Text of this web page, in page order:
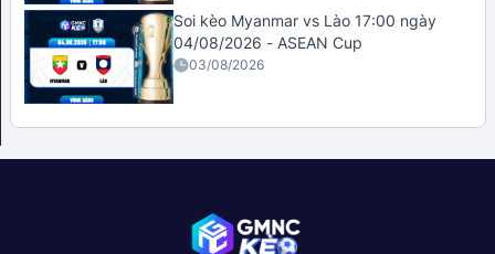
Soi kèo Myanmar vs Lào 17:00 ngày
04/08/2026 - ASEAN Cup
03/08/2026